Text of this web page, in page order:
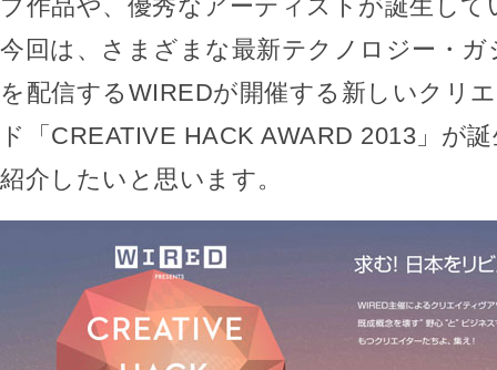
ブ作品や、優秀なアーティストが誕生し
今回は、さまざまな最新テクノロジー・
を配信するWIREDが開催する新しいクリ
ド「CREATIVE HACK AWARD 2013」が
紹介したいと思います。